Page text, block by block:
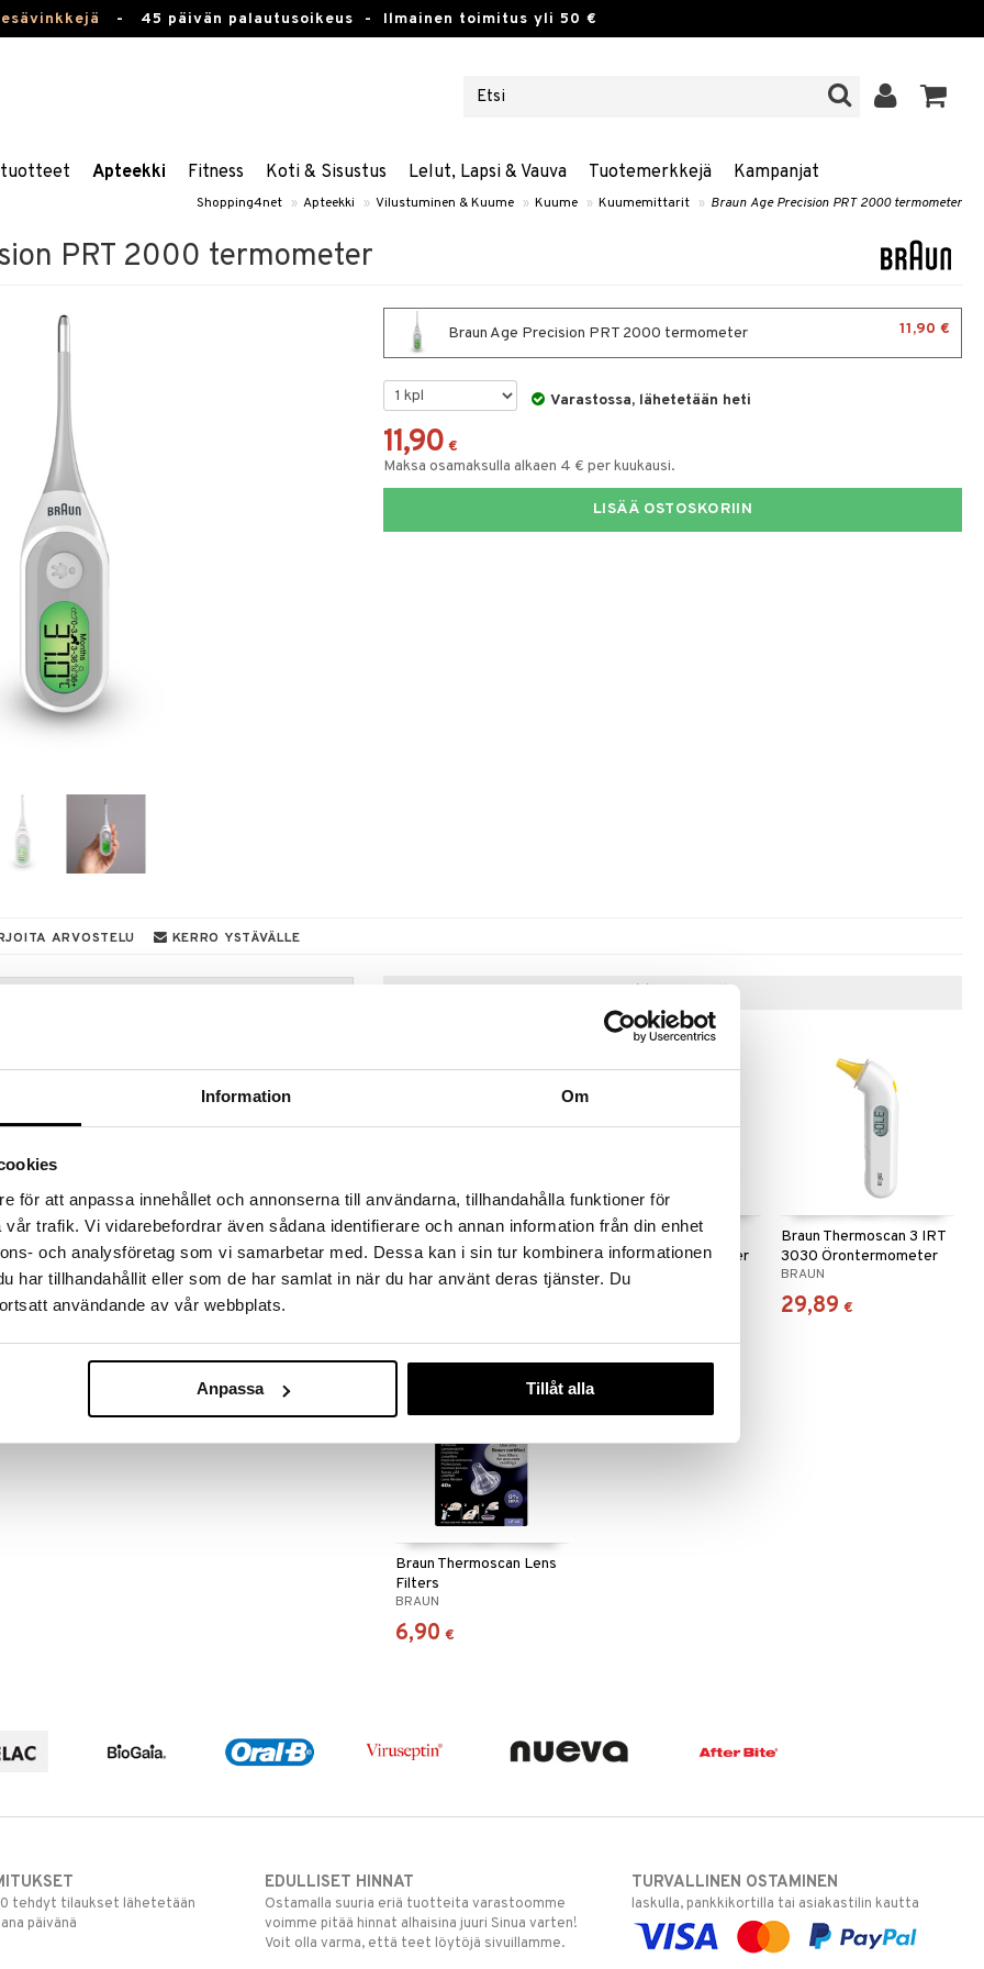
Information Om
för att anpassa innehållet och annonserna till användarna, tillhandahålla funktioner för
trafik. Vi vidarebefordrar även sådana identifierare och annan information från din enhet
och analysföretag som vi samarbetar med. Dessa kan i sin tur kombinera informationen
har tillhandahållit eller som de har samlat in när du har använt deras tjänster. Du
användande av vår webbplats.
Anpassa Tillåt alla
- 45 päivän palautusoikeus - Ilmainen toimitus yli 50 €
Apteekki Fitness Koti & Sisustus Lelut, Lapsi & Vauva Tuotemerkkejä Kampanjat
Shopping4net » Apteekki » Vilustuminen & Kuume » Kuume » Kuumemittarit » Braun Age Precision PRT 2000 termometer
PRT 2000 termometer
Braun Age Precision PRT 2000 termometer 11,90 €
Varastossa, lähetetään heti
11,90 €
Maksa osamaksulla alkaen 4 € per kuukausi.
LISÄÄ OSTOSKORIIN
ARVOSTELU KERRO YSTÄVÄLLE
hinnoilla!
31.8.2026 asti mutta ole nopea -
voivat päästä loppumaan!
digitaalinen kuumemittari, jossa on 3-in-1-
tai peräsuoleen. Mittarissa on erittäin pehmeä
on värikoodatut valot. Siinä on myös
joka on ikään perustuva kuumeen ohjaus, joka
katsotaan vaihtelevan iän mukaan. Esimerkiksi
voi olla kuume vastasyntyneellä.
Vinkkejä sinulle
Braun High Speed
Thermometer PRT 1000
BRAUN
Braun No Touch +
Forehead Thermometer
BNT400
BRAUN
Braun Thermoscan 3 IRT
3030 Örontermometer
BRAUN
29,89 €
Braun Thermoscan Lens
Filters
BRAUN
6,90 €
tehdyt tilaukset lähetetään
päivänä
EDULLISET HINNAT
Ostamalla suuria eriä tuotteita varastoomme
voimme pitää hinnat alhaisina juuri Sinua varten!
Voit olla varma, että teet löytöjä sivuillamme.
TURVALLINEN OSTAMINEN
laskulla, pankkikortilla tai asiakastilin kautta